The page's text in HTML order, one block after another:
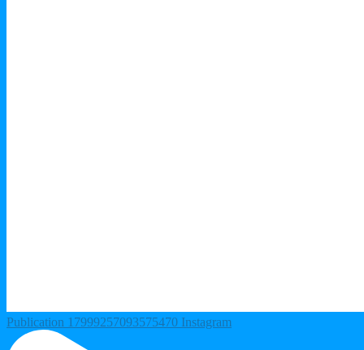
Publication 17999257093575470 Instagram